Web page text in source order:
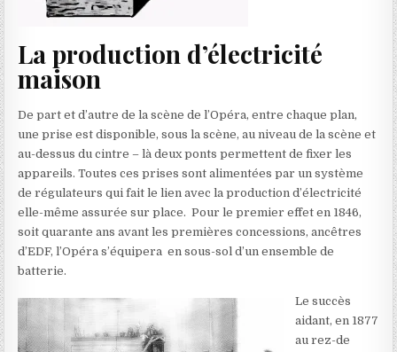
La production d’électricité
maison
De part et d’autre de la scène de l’Opéra, entre chaque plan,
une prise est disponible, sous la scène, au niveau de la scène et
au-dessus du cintre – là deux ponts permettent de fixer les
appareils. Toutes ces prises sont alimentées par un système
de régulateurs qui fait le lien avec la production d’électricité
elle-même assurée sur place. Pour le premier effet en 1846,
soit quarante ans avant les premières concessions, ancêtres
d’EDF, l’Opéra s’équipera en sous-sol d’un ensemble de
batterie.
Le succès
aidant, en 1877
au rez-de